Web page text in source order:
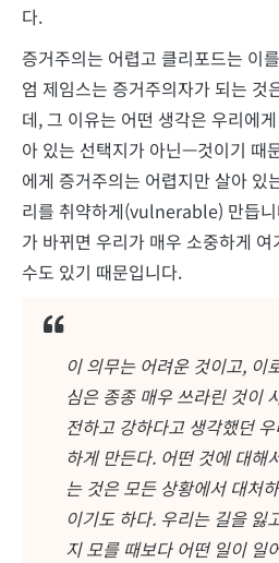
다.
증거주의는 어렵고 클리포드는 이
엄 제임스는 증거주의자가 되는 것
데, 그 이유는 어떤 생각은 우리에
아 있는 선택지가 아닌—것이기 때
에게 증거주의는 어렵지만 살아 있
리를 취약하게(vulnerable) 만듭니
가 바뀌면 우리가 매우 소중하게
수도 있기 때문입니다.
이 의무는 어려운 것이고, 이
심은 종종 매우 쓰라린 것이
전하고 강하다고 생각했던
하게 만든다. 어떤 것에 대해
는 것은 모든 상황에서 대처
이기도 하다. 우리는 길을 잃
지 모를 때보다 어떤 일이 일